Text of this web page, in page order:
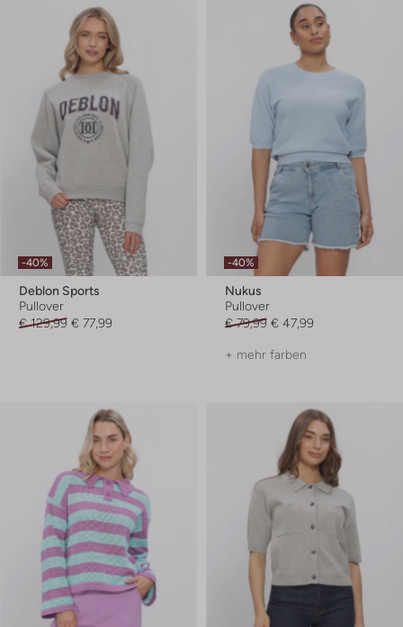
-40%
Deblon Sports
Pullover
€ 129,99 € 77,99
-40%
Nukus
Pullover
€ 79,99 € 47,99
+ mehr farben